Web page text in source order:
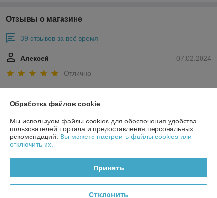
Отзывы о магазине
39 отзывов за всё время
07.02.2024
Алексей
Отлично
были в наличии, дополнительно проконсультировали.
15.07.2023
Покупатель
Показать все отзывы
Обработка файлов cookie
Мы используем файлы cookies для обеспечения удобства
пользователей портала и предоставления персональных
рекомендаций. Вы можете настроить файлы cookies или
отключить их.
Принять
Отклонить